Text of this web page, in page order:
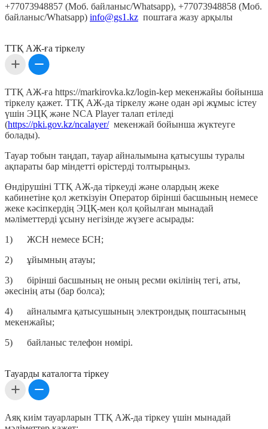
+77073948857 (Моб. байланыс/Whatsapp), +77073948858 (Моб.
байланыс/Whatsapp) info@gs1.kz поштаға жазу арқылы
ТТҚ АЖ-ға тіркелу
ТТҚ АЖ-ға https://markirovka.kz/login-kep мекенжайы бойынша
тіркелу қажет. ТТҚ АЖ-да тіркелу және одан әрі жұмыс істеу
үшін ЭЦҚ және NСA Player талап етіледі
(https://pki.gov.kz/ncalayer/мекенжай бойынша жүктеуге
болады).
Тауар тобын таңдап, тауар айналымына қатысушы туралы
ақпараты бар міндетті өрістерді толтырыңыз.
Өндірушіні ТТҚ АЖ-да тіркеуді және олардың жеке
кабинетіне қол жеткізуін Оператор бірінші басшының немесе
жеке кәсіпкердің ЭЦҚ-мен қол қойылған мынадай
мәліметтерді ұсыну негізінде жүзеге асырады:
1) ЖСН немесе БСН;
2) ұйымның атауы;
3) бірінші басшының не оның ресми өкілінің тегі, аты,
әкесінің аты (бар болса);
4) айналымға қатысушының электрондық поштасының
мекенжайы;
5) байланыс телефон нөмірі.
Тауарды каталогта тіркеу
Аяқ киім тауарларын ТТҚ АЖ-да тіркеу үшін мынадай